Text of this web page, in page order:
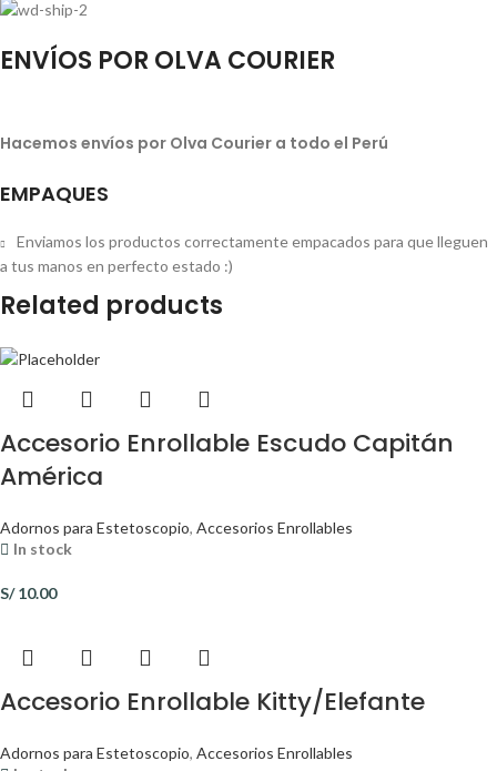
ENVÍOS POR OLVA COURIER
Hacemos envíos por Olva Courier a todo el Perú
EMPAQUES
Enviamos los productos correctamente empacados para que lleguen
a tus manos en perfecto estado :)
Related products
Accesorio Enrollable Escudo Capitán
América
Adornos para Estetoscopio, Accesorios Enrollables
In stock
S/10.00
Accesorio Enrollable Kitty/Elefante
Adornos para Estetoscopio, Accesorios Enrollables